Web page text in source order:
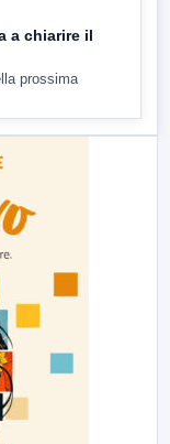
a chiarire il
prossima